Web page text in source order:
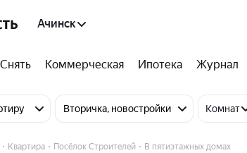
Ачинск
Снять Коммерческая Ипотека Журнал
Вторичка, новостройки Комнат
Квартира Посёлок Строителей В пятиэтажных домах